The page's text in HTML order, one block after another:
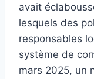
avait
lesquels des
responsables
système de
mars 2025, un